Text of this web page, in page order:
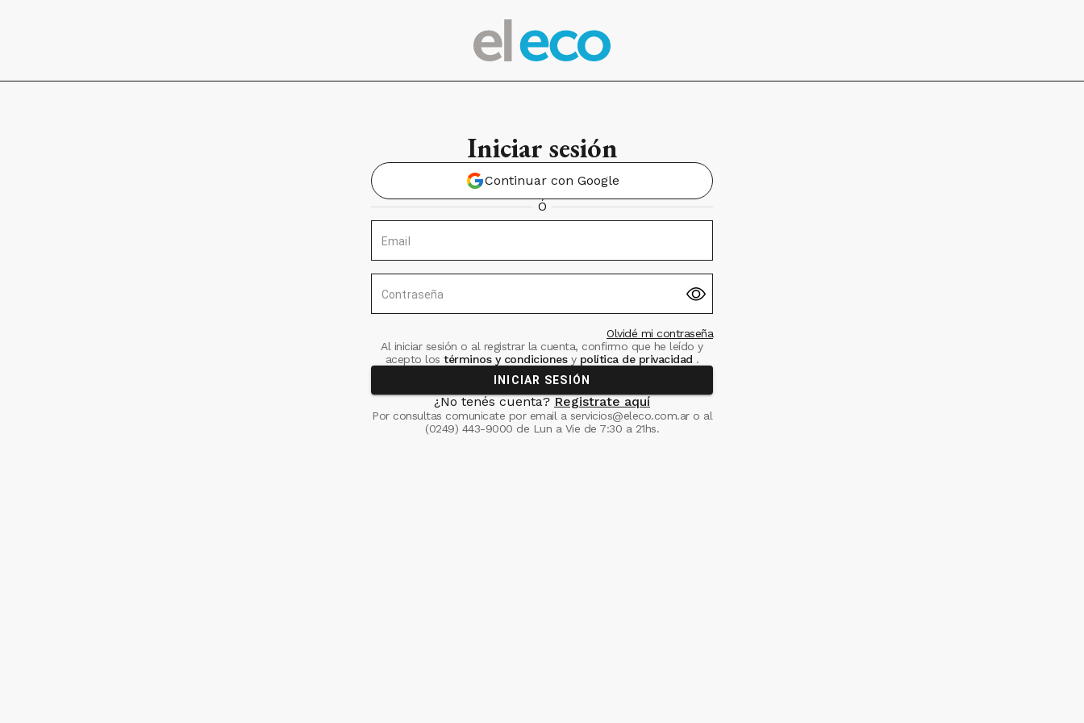
Iniciar sesión
Continuar con Google
Ó
Email
Contraseña
Olvidé mi contraseña
Al iniciar sesión o al registrar la cuenta, confirmo que he leído y
acepto los términos y condiciones ypolítica de privacidad .
INICIAR SESIÓN
¿No tenés cuenta? Registrate aquí
Por consultas comunicate por email a servicios@eleco.com.aro al
(0249) 443-9000 de Lun a Vie de 7:30 a 21hs.